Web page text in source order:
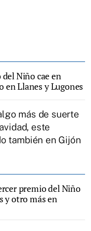
Niño cae en
en Llanes y Lugones
más de suerte
este
también en Gijón
premio del Niño
y otro más en